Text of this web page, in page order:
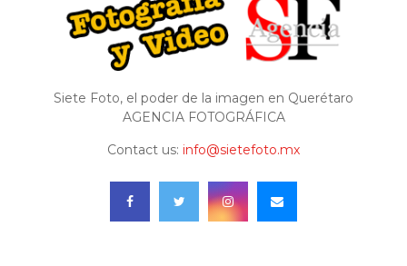
Siete Foto, el poder de la imagen en Querétaro
AGENCIA FOTOGRÁFICA
Contact us: info@sietefoto.mx